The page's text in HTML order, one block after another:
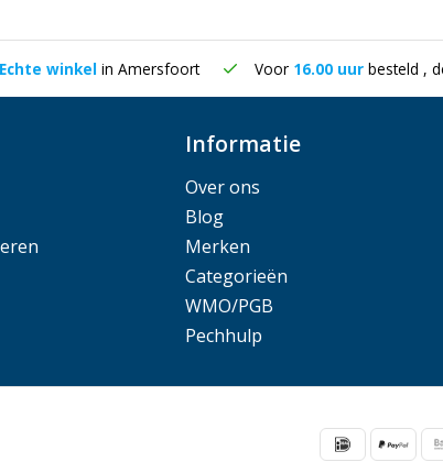
Echte winkel in Amersfoort Voor 16.00 uur besteld ,
Informatie
Over ons
Blog
Merken
Categorieën
WMO/PGB
Pechhulp